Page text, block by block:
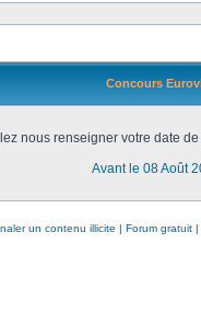
Concours
nous renseigner votre date
Avant le 08 Août
un contenu illicite | Forum gratuit|